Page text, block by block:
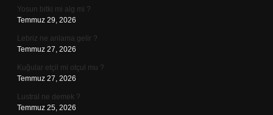
Yosun bitki mi alg mi ?
Temmuz 29, 2026
Lebriz ne anlama gelir ?
Temmuz 27, 2026
Kuğular etçil mi otçul mu ?
Temmuz 27, 2026
Lustral ne demek ?
Temmuz 25, 2026